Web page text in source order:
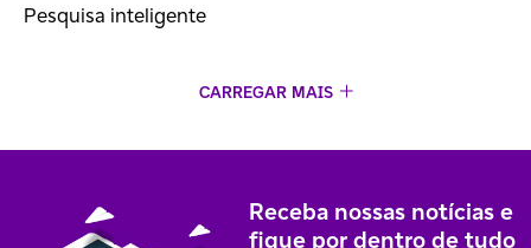
Pesquisa inteligente
CARREGAR MAIS
Receba nossas notícias e
fique por dentro de tudo